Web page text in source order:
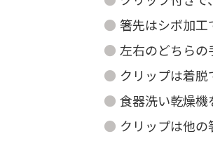
箸先はシボ加工
左右のどちらの
クリップは着脱
食器洗い乾燥機
クリップは他の